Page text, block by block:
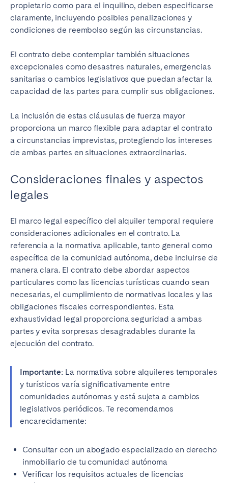
propietario como para el inquilino, deben especificarse
claramente, incluyendo posibles penalizaciones y
condiciones de reembolso según las circunstancias.
El contrato debe contemplar también situaciones
excepcionales como desastres naturales, emergencias
sanitarias o cambios legislativos que puedan afectar la
capacidad de las partes para cumplir sus obligaciones.
La inclusión de estas cláusulas de fuerza mayor
proporciona un marco flexible para adaptar el contrato
a circunstancias imprevistas, protegiendo los intereses
de ambas partes en situaciones extraordinarias.
Consideraciones finales y aspectos
legales
El marco legal específico del alquiler temporal requiere
consideraciones adicionales en el contrato. La
referencia a la normativa aplicable, tanto general como
específica de la comunidad autónoma, debe incluirse de
manera clara. El contrato debe abordar aspectos
particulares como las licencias turísticas cuando sean
necesarias, el cumplimiento de normativas locales y las
obligaciones fiscales correspondientes. Esta
exhaustividad legal proporciona seguridad a ambas
partes y evita sorpresas desagradables durante la
ejecución del contrato.
Importante: La normativa sobre alquileres temporales
y turísticos varía significativamente entre
comunidades autónomas y está sujeta a cambios
legislativos periódicos. Te recomendamos
encarecidamente:
Consultar con un abogado especializado en derecho
inmobiliario de tu comunidad autónoma
Verificar los requisitos actuales de licencias
Seleccionar idioma
English
Français
Português